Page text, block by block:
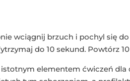
wciągnij brzuch i pochyl się
do 10 sekund. Powtórz 10
elementem ćwiczeń dla